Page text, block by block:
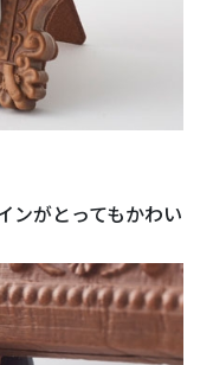
ンがとってもかわい